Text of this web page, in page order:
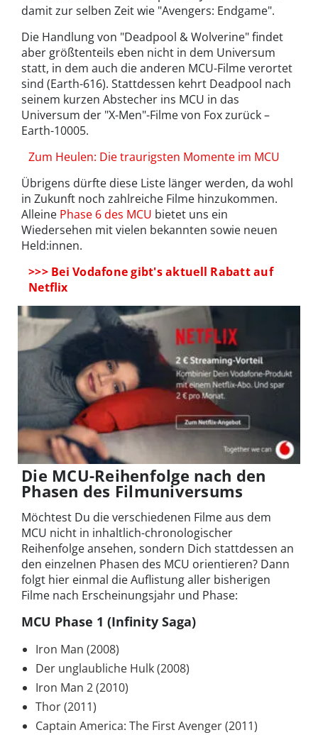
damit zur selben Zeit wie "Avengers: Endgame".
Die Handlung von "Deadpool & Wolverine" findet
aber größtenteils eben nicht in dem Universum
statt, in dem auch die anderen MCU-Filme verortet
sind (Earth-616). Stattdessen kehrt Deadpool nach
seinem kurzen Abstecher ins MCU in das
Universum der "X-Men"-Filme von Fox zurück –
Earth-10005.
Zum Heulen: Die traurigsten Momente im MCU
Übrigens dürfte diese Liste länger werden, da wohl
in Zukunft noch zahlreiche Filme hinzukommen.
Alleine Phase 6 des MCU bietet uns ein
Wiedersehen mit vielen bekannten sowie neuen
Held:innen.
>>> Bei Vodafone gibt's aktuell Rabatt auf
Netflix
Die MCU-Reihenfolge nach den
Phasen des Filmuniversums
Möchtest Du die verschiedenen Filme aus dem
MCU nicht in inhaltlich-chronologischer
Reihenfolge ansehen, sondern Dich stattdessen an
den einzelnen Phasen des MCU orientieren? Dann
folgt hier einmal die Auflistung aller bisherigen
Filme nach Erscheinungsjahr und Phase:
MCU Phase 1 (Infinity Saga)
Iron Man (2008)
Der unglaubliche Hulk (2008)
Iron Man 2 (2010)
Thor (2011)
Captain America: The First Avenger (2011)